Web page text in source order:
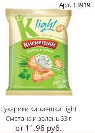
Арт. 13919
Сухарики Кириешки Light
Сметана и зелень 33 г
от 11.96 руб.